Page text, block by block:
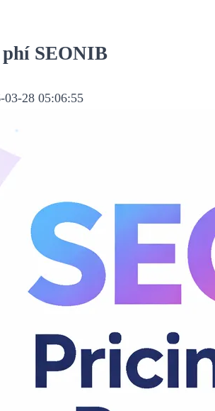
SEONIB
03-28 05:06:55